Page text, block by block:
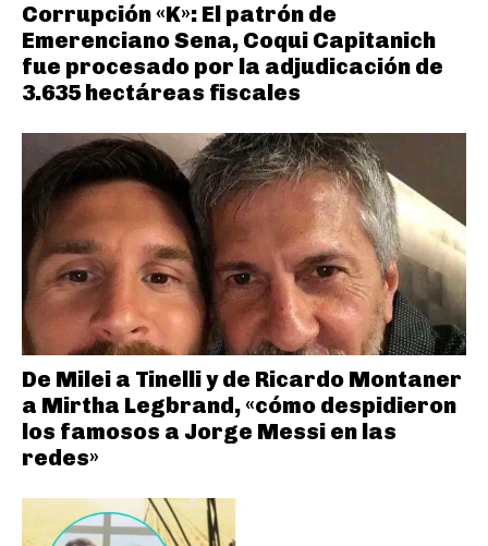
Corrupción «K»: El patrón de
Emerenciano Sena, Coqui Capitanich
fue procesado por la adjudicación de
3.635 hectáreas fiscales
De Milei a Tinelli y de Ricardo Montaner
a Mirtha Legbrand, «cómo despidieron
los famosos a Jorge Messi en las
redes»